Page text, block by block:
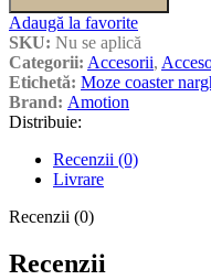
Adaugă la favorite
SKU: Nu se aplică
Categorii: Accesorii,
Etichetă: Moze coaster
Brand: Amotion
Distribuie:
Recenzii (0)
Livrare
Recenzii (0)
Recenzii